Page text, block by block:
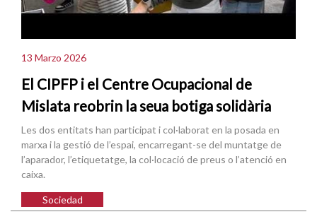
13 Marzo 2026
El CIPFP i el Centre Ocupacional de
Mislata reobrin la seua botiga solidària
Les dos entitats han participat i col·laborat en la posada en
marxa i la gestió de l’espai, encarregant-se del muntatge de
l’aparador, l’etiquetatge, la col·locació de preus o l’atenció en
caixa.
Sociedad